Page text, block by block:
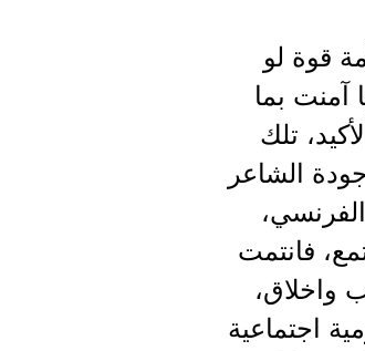
قوة لو
آمنت بما
تلك
الشاعر
فانتمت
واخلاق،
اجتماعية